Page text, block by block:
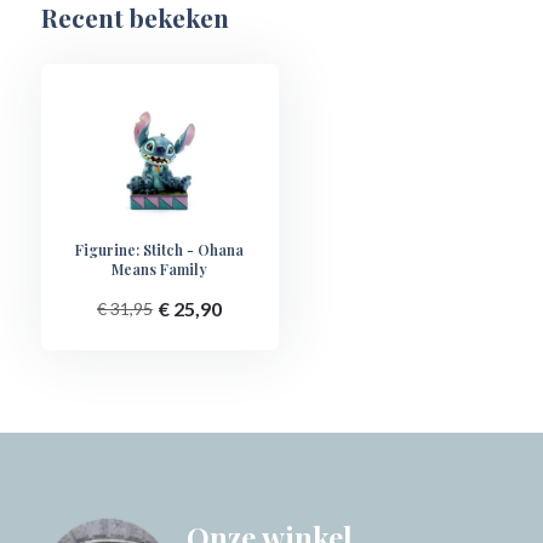
Recent bekeken
Figurine: Stitch - Ohana
Means Family
€ 31,95 € 25,90